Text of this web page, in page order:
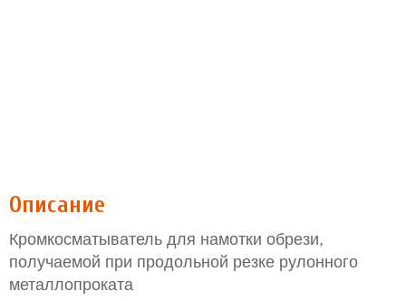
Описание
Кромкосматыватель для намотки обрези,
получаемой при продольной резке рулонного
металлопроката